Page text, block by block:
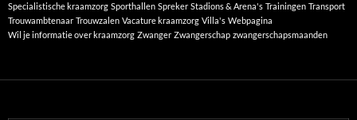
Specialistische kraamzorg Sporthallen Spreker Stadions & Arena's Trainingen Transport
Trouwambtenaar Trouwzalen Vacature kraamzorg Villa's Webpagina
Wil je informatie over kraamzorg Zwanger Zwangerschap zwangerschapsmaanden